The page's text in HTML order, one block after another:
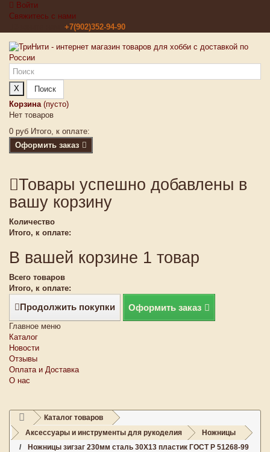
Войти
Свяжитесь с нами
+7(902)352-94-90
X
Поиск
Корзина (пусто)
Нет товаров
0 руб Итого, к оплате:
Оформить заказ
Товары успешно добавлены в
вашу корзину
Количество
Итого, к оплате:
В вашей корзине 1 товар
Всего товаров
Итого, к оплате:
Продолжить покупки Оформить заказ
Главное меню
Каталог
Новости
Отзывы
Оплата и Доставка
О нас
Каталог товаров
Аксессуары и инструменты для рукоделия
Ножницы
Ножницы зигзаг 230мм сталь 30Х13 пластик ГОСТ Р 51268-99